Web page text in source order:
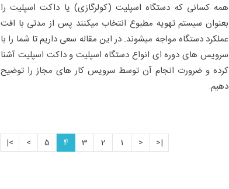
همه کسانی که دستگاه اسپلیت (کولرگازی) یا داکت اسپلیت را
بعنوان سیستم تهویه مطبوع انتخاب میکنند پس از مدتی با افت
عملکرد دستگاه مواجه میشوند. در این مقاله سعی داریم تا شما را با
سرویس های دوره ای انواع دستگاه اسپلیت و داکت اسپلیت آشنا
کرده و ضرورت انجام آن توسط سرویس کار های مجاز را توضیح
دهیم.
|<
<
1
2
3
4
5
>
>|